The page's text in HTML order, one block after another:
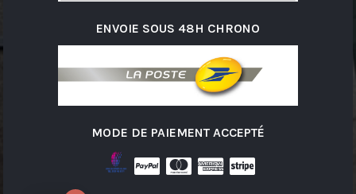
ENVOIE SOUS 48H CHRONO
MODE DE PAIEMENT ACCEPTÉ